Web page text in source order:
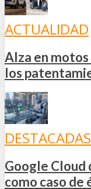
ACTUALIDAD
Alza en
los
DESTACADAS
Google Cloud
como caso